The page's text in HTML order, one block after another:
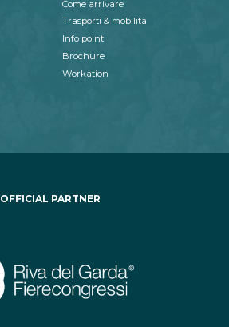
Come arrivare
Trasporti & mobilità
Info point
Brochure
Workation
OFFICIAL PARTNER